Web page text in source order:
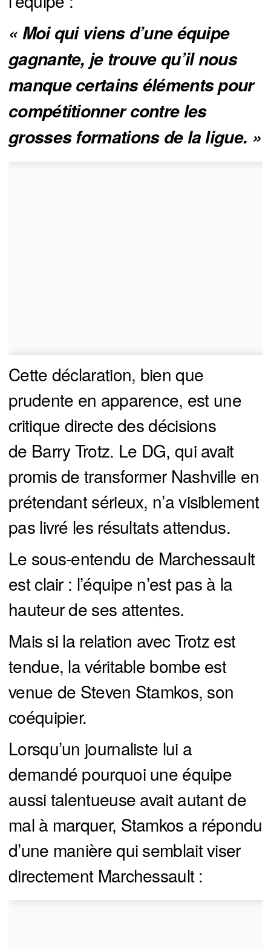
« Moi qui viens d’une équipe
gagnante, je trouve qu’il nous
manque certains éléments pour
compétitionner contre les
grosses formations de la ligue. »
Cette déclaration, bien que
prudente en apparence, est une
critique directe des décisions
de Barry Trotz. Le DG, qui avait
promis de transformer Nashville en
prétendant sérieux, n’a visiblement
pas livré les résultats attendus.
Le sous-entendu de Marchessault
est clair : l’équipe n’est pas à la
hauteur de ses attentes.
Mais si la relation avec Trotz est
tendue, la véritable bombe est
venue de Steven Stamkos, son
coéquipier.
Lorsqu’un journaliste lui a
demandé pourquoi une équipe
aussi talentueuse avait autant de
mal à marquer, Stamkos a répondu
d’une manière qui semblait viser
directement Marchessault :